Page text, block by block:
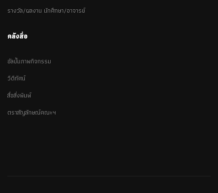
รางวัล/ผลงาน นักศึกษา/อาจารย์
คลังสื่อ
อัลบั้มภาพกิจกรรม
วีดีทัศน์
สื่อสิ่งพิมพ์
ตราสัญลักษณ์คณะฯ